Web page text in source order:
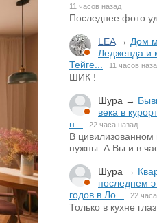
11 часов назад
Последнее фото
LEA→ Дом
Ледженда и
Тейге...
11 часов
ШИК !
Шура →
века в
н...
22 часа назад
В
нужны. А Вы и в
Шура →
последнем
годов в Ло...
22
Только в кухне